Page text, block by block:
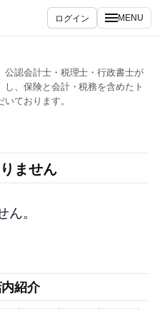
ログイン MENU
認会計士・税理士・行政書士が
、保険と会計・税務を含めたト
ております。
ません
。
紹介